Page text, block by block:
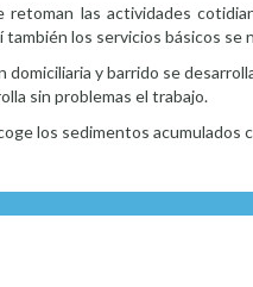
retoman las actividades
los servicios básicos se
domiciliaria y barrido se
sin problemas el trabajo.
los sedimentos acumulados